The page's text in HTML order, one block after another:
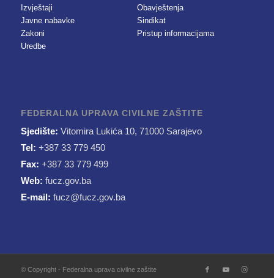
Izvještaji
Javne nabavke
Zakoni
Uredbe
Obavještenja
Sindikat
Pristup informacijama
FEDERALNA UPRAVA CIVILNE ZAŠTITE
Sjedište: Vitomira Lukića 10, 71000 Sarajevo
Tel: +387 33 779 450
Fax: +387 33 779 499
Web: fucz.gov.ba
E-mail: fucz@fucz.gov.ba
© Copyright - Federalna uprava civilne zaštite